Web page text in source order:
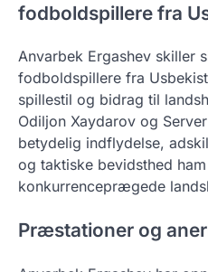
fodboldspillere fra
Anvarbek Ergashev skiller
fodboldspillere fra
spillestil og bidrag til
Odiljon Xaydarov og
betydelig indflydelse,
og taktiske bevidsthed
konkurrenceprægede
Præstationer og